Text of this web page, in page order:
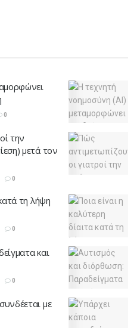
0
την
μετά τον
0
τη λήψη
0
και
0
με